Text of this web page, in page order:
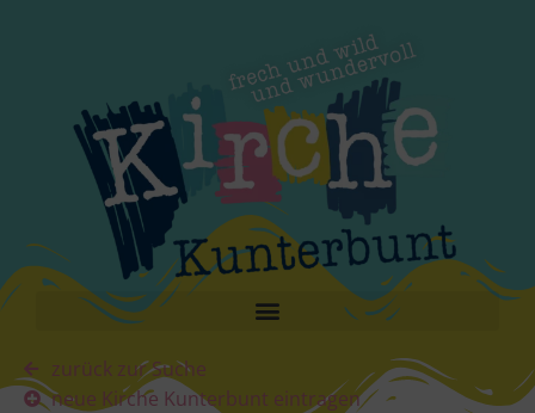
zurück zur Suche
neue Kirche Kunterbunt eintragen